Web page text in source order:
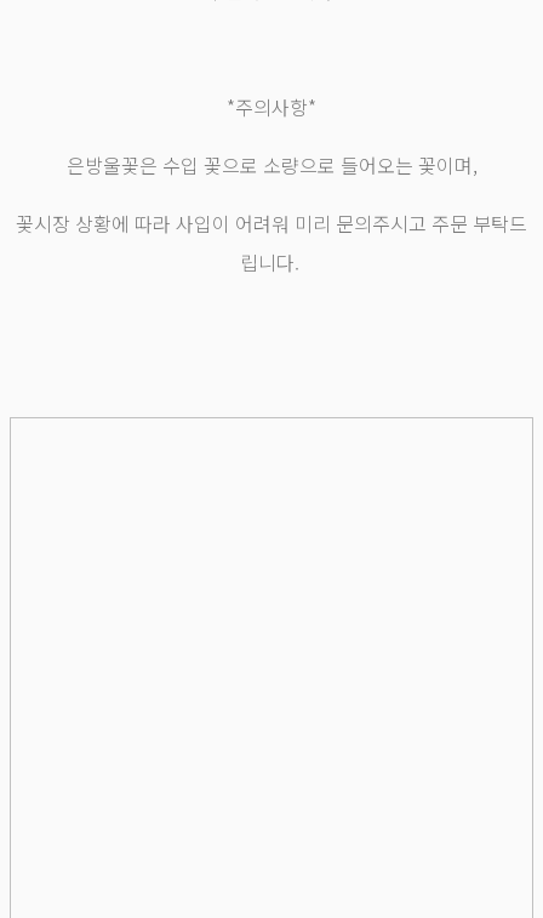
*주의사항*
은방울꽃은 수입 꽃으로 소량으로 들어오는 꽃이며,
꽃시장 상황에 따라 사입이 어려워 미리 문의주시고 주문 부탁드
립니다.